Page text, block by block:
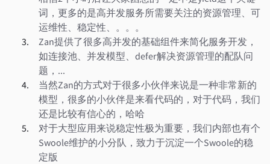
词，更多的是高并发服务所需要关注的资源管理、可
运维性、稳定性、。。。
Zan提供了很多高并发的基础组件来简化服务开发，
如连接池、并发模型、defer解决资源管理的配队问
题，...
当然Zan的方式对于很多小伙伴来说是一种非常新的
模型，很多的小伙伴是来看代码的，对于代码，我们
还是比较有信心的，哈哈
对于大型应用来说稳定性极为重要，我们内部也有个
Swoole维护的小分队，致力于沉淀一个Swoole的稳
定版